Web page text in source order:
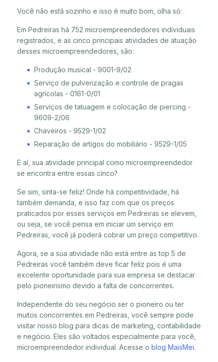
Você não está sozinho e isso é muito bom, olha só:
Em Pedreiras há 752 microempreendedores individuais
registrados, e as cinco principais atividades de atuação
desses microempreendedores, são:
Produção musical - 9001-9/02
Serviço de pulverização e controle de pragas
agrícolas - 0161-0/01
Serviços de tatuagem e colocação de piercing -
9609-2/06
Chaveiros - 9529-1/02
Reparação de artigos do mobiliário - 9529-1/05
E aí, sua atividade principal como microempreendedor
se encontra entre essas cinco?
Se sim, sinta-se feliz! Onde há competitividade, há
também demanda, e isso faz com que os preços
praticados por esses serviços em Pedreiras se elevem,
ou seja, se você pensa em iniciar um serviço em
Pedreiras, você já poderá cobrar um preço competitivo.
Agora, se a sua atividade não está entre as top 5 de
Pedreiras você também deve ficar feliz pois é uma
excelente oportunidade para sua empresa se destacar
pelo pioneirismo devido a falta de concorrentes.
Independente do seu negócio ser o pioneiro ou ter
muitos concorrentes em Pedreiras, você sempre pode
visitar nosso blog para dicas de marketing, contabilidade
e negócio. Eles são voltados especialmente para você,
microempreendedor individual. Acesse o blog MaisMei.